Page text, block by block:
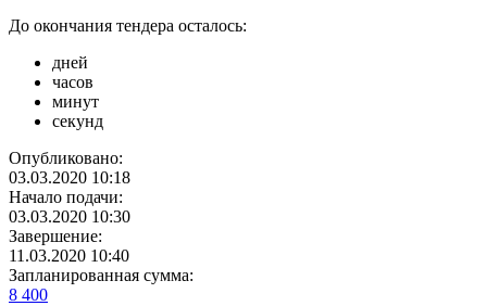
До окончания тендера осталось:
дней
часов
минут
секунд
Опубликовано:
03.03.2020 10:18
Начало подачи:
03.03.2020 10:30
Завершение:
11.03.2020 10:40
Запланированная сумма:
8 400